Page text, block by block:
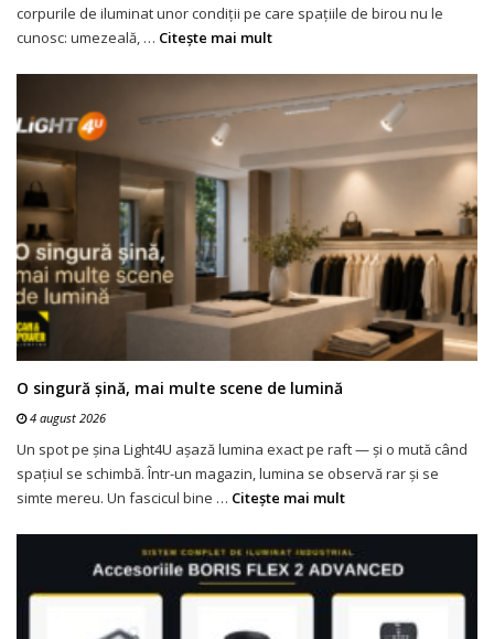
corpurile de iluminat unor condiții pe care spațiile de birou nu le
cunosc: umezeală, … Citeşte mai mult
O singură șină, mai multe scene de lumină
4 august 2026
Un spot pe șina Light4U așază lumina exact pe raft — și o mută când
spațiul se schimbă. Într-un magazin, lumina se observă rar și se
simte mereu. Un fascicul bine … Citeşte mai mult